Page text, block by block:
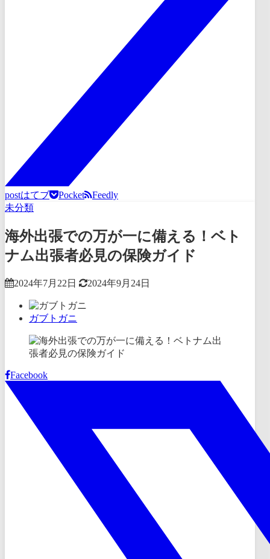
postはてブ Pocket
Feedly
未分類
海外出張での万が一に備える！ベト
ナム出張者必見の保険ガイド
2024年7月22日 2024年9月24日
ガブトガニ
Facebook